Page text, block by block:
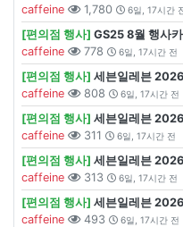
caffeine
1,780 6일, 17시간
[편의점 행사] GS25 8월 행사
caffeine
778 6일, 17시간 전
[편의점 행사] 세븐일레븐
caffeine
808 6일, 17시간 전
[편의점 행사] 세븐일레븐
caffeine
311 6일, 17시간 전
[편의점 행사] 세븐일레븐
caffeine
313 6일, 17시간 전
[편의점 행사] 세븐일레븐
caffeine
493 6일, 17시간 전